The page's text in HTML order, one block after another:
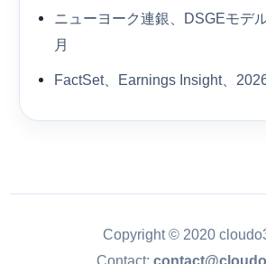
ニューヨーク連銀、DSGEモデ
月
FactSet、Earnings Insight、
Copyright © 2020
Contact: